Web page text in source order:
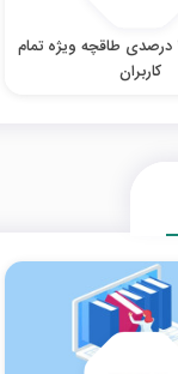
کد تخفیف 25 درصدی طاقچه ویژه تمام
کاربران